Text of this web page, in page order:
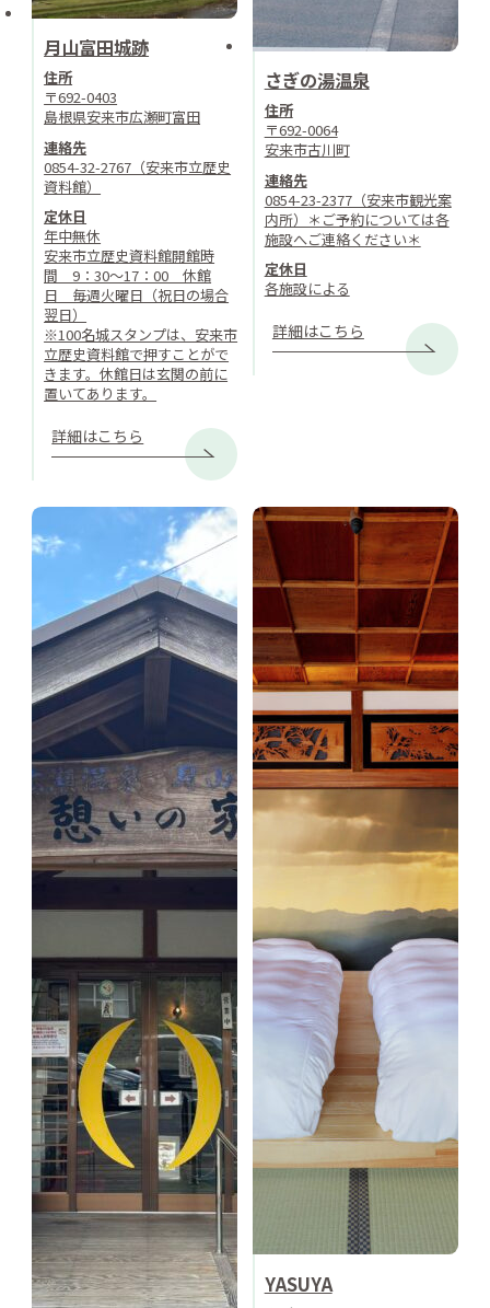
月山富田城跡
住所
〒692-0403
島根県安来市広瀬町富田
連絡先
0854-32-2767（安来市立歴史
資料館）
定休日
年中無休
安来市立歴史資料館開館時
間 9：30～17：00 休館
日 毎週火曜日（祝日の場合
翌日）
※100名城スタンプは、安来市
立歴史資料館で押すことがで
きます。休館日は玄関の前に
置いてあります。
詳細はこちら
さぎの湯温泉
住所
〒692-0064
安来市古川町
連絡先
0854-23-2377（安来市観光案
内所）＊ご予約については各
施設へご連絡ください＊
定休日
各施設による
詳細はこちら
YASUYA